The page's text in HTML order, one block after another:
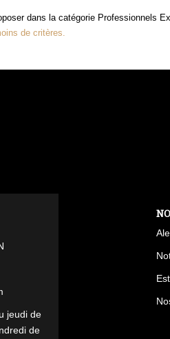
dans la catégorie Professionnels
de critères.
jeudi de
de